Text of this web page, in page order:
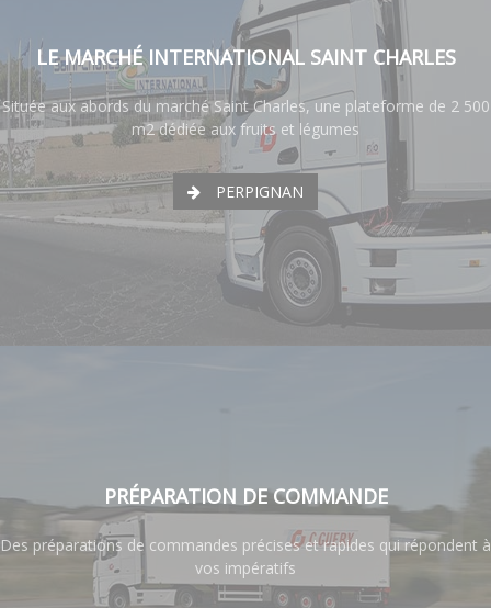
LE MARCHÉ INTERNATIONAL SAINT CHARLES
Située aux abords du marché Saint Charles, une plateforme de 2 500
m2 dédiée aux fruits et légumes
PERPIGNAN
PRÉPARATION DE COMMANDE
Des préparations de commandes précises et rapides qui répondent à
vos impératifs